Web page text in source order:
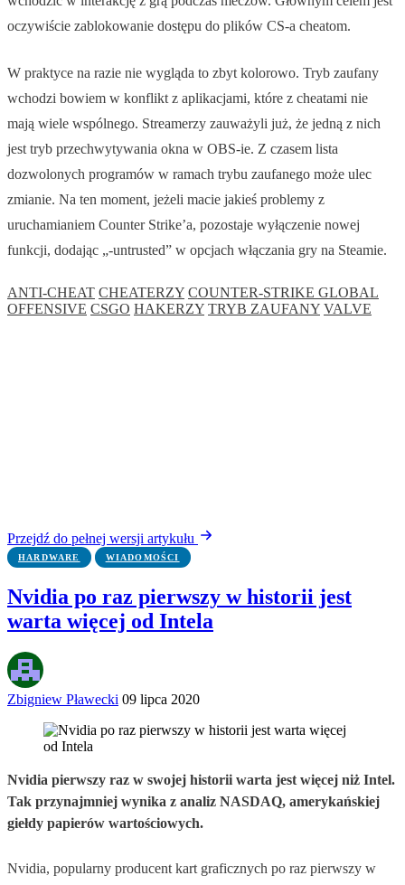
oczywiście zablokowanie dostępu do plików CS-a cheatom.
W praktyce na razie nie wygląda to zbyt kolorowo. Tryb zaufany
wchodzi bowiem w konflikt z aplikacjami, które z cheatami nie
mają wiele wspólnego. Streamerzy zauważyli już, że jedną z nich
jest tryb przechwytywania okna w OBS-ie. Z czasem lista
dozwolonych programów w ramach trybu zaufanego może ulec
zmianie. Na ten moment, jeżeli macie jakieś problemy z
uruchamianiem Counter Strike’a, pozostaje wyłączenie nowej
funkcji, dodając „-untrusted” w opcjach włączania gry na Steamie.
ANTI-CHEAT CHEATERZY COUNTER-STRIKE GLOBAL
OFFENSIVE CSGO HAKERZY TRYB ZAUFANY VALVE
Przejdź do pełnej wersji artykułu
HARDWARE WIADOMOŚCI
Nvidia po raz pierwszy w historii jest
warta więcej od Intela
Zbigniew Pławecki 09 lipca 2020
Nvidia pierwszy raz w swojej historii warta jest więcej niż Intel.
Tak przynajmniej wynika z analiz NASDAQ, amerykańskiej
giełdy papierów wartościowych.
Nvidia, popularny producent kart graficznych po raz pierwszy w